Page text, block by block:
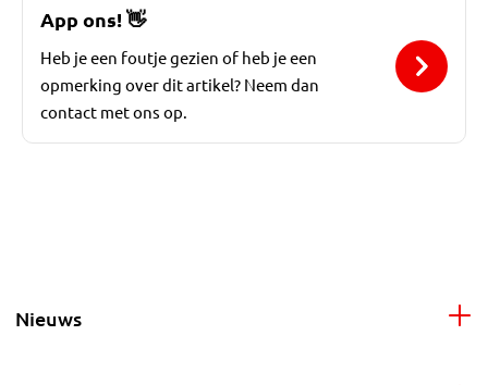
App ons!👋
Heb je een foutje gezien of heb je een
opmerking over dit artikel? Neem dan
contact met ons op.
Nieuws